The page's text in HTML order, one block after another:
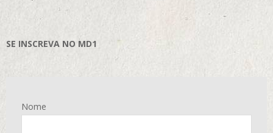
SE INSCREVA NO MD1
Nome